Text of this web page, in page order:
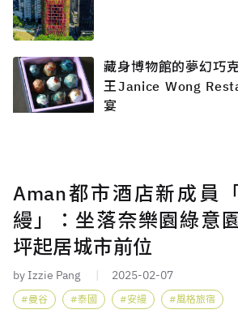
藏身博物館的夢幻巧
王Janice Wong
宴
Aman都市酒店新成員
縵」：坐落奈樂園綠意
坪起居城市前位
by Izzie Pang 2025-02-07
曼谷 泰國 安縵 風格旅宿